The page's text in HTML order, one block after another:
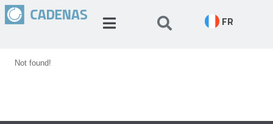
FR
Not found!